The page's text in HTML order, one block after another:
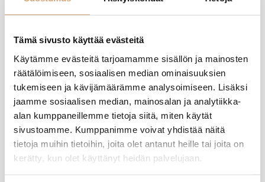
Tämä sivusto käyttää evästeitä
Käytämme evästeitä tarjoamamme sisällön ja mainosten
räätälöimiseen, sosiaalisen median ominaisuuksien
tukemiseen ja kävijämäärämme analysoimiseen. Lisäksi
jaamme sosiaalisen median, mainosalan ja analytiikka-
alan kumppaneillemme tietoja siitä, miten käytät
sivustoamme. Kumppanimme voivat yhdistää näitä
tietoja muihin tietoihin, joita olet antanut heille tai joita on
kerätty, kun olet käyttänyt heidän palvelujaan.
Tuotearvostelut
A
Varmistettu ostaja
Anonyymi
Tampere, FI